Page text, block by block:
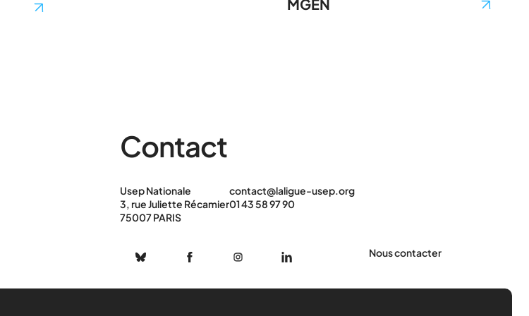
MGEN
Contact
Usep Nationale
3, rue Juliette Récamier
75007 PARIS
contact@laligue-usep.org
01 43 58 97 90
Nous contacter